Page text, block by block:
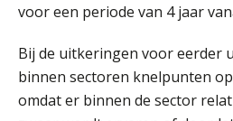
voor een periode van 4 jaar
Bij de uitkeringen voor eerder
binnen sectoren knelpunten
omdat er binnen de sector